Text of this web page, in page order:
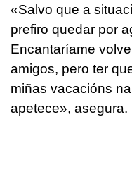
«Salvo que a
prefiro quedar por
Encantaríame
amigos, pero ter
miñas vacacións
apetece», asegura.